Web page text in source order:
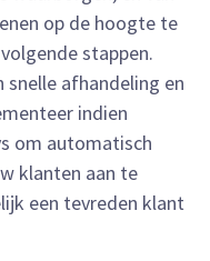
op de hoogte te
stappen.
snelle afhandeling en
indien
om automatisch
klanten aan te
een tevreden klant